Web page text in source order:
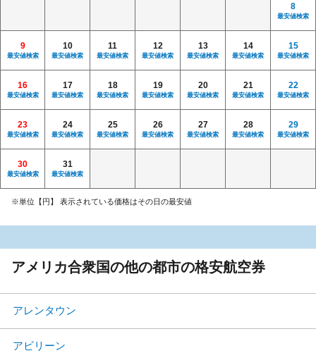
8
最安値検索
9
最安値検索
10
最安値検索
11
最安値検索
12
最安値検索
13
最安値検索
14
最安値検索
15
最安値検索
16
最安値検索
17
最安値検索
18
最安値検索
19
最安値検索
20
最安値検索
21
最安値検索
22
最安値検索
23
最安値検索
24
最安値検索
25
最安値検索
26
最安値検索
27
最安値検索
28
最安値検索
29
最安値検索
30
最安値検索
31
最安値検索
※単位【円】 表示されている価格はその日の最安値
アメリカ合衆国の他の都市の格安航空券
アレンタウン
アビリーン